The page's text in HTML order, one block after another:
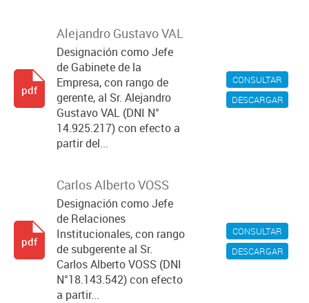
CONSULTAR
DESCARGAR
Alejandro Gustavo VAL
Designación como Jefe
de Gabinete de la
Empresa, con rango de
gerente, al Sr. Alejandro
Gustavo VAL (DNI N°
14.925.217) con efecto a
partir del...
pdf
CONSULTAR
DESCARGAR
Carlos Alberto VOSS
Designación como Jefe
de Relaciones
Institucionales, con rango
de subgerente al Sr.
Carlos Alberto VOSS (DNI
N°18.143.542) con efecto
a partir...
pdf